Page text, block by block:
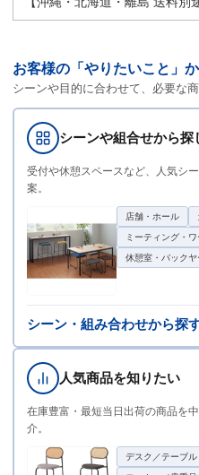
お客様の「やりたいこと」
シーンや目的に合わせて、必要な
シーンや組合せから探
受付や休憩スペースなど、人気シ
案。
店舗・ホール
ミーティング・
休憩室・バックヤ
シーン・組み合わせから探
人気商品を知りたい
在庫豊富・最短当日出荷の商品を
介。
デスク／テーブル